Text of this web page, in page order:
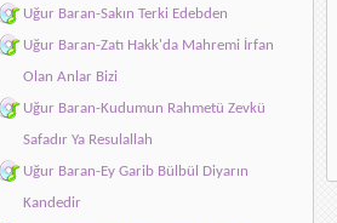
Uğur Baran-Sakın Terki Edebden
Uğur Baran-Zatı Hakk'da Mahremi İrfan
Olan Anlar Bizi
Uğur Baran-Kudumun Rahmetü Zevkü
Safadır Ya Resulallah
Uğur Baran-Ey Garib Bülbül Diyarın
Kandedir